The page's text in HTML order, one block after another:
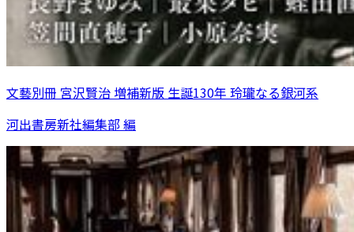
文藝別冊 宮沢賢治 増補新版 生誕130年 玲瓏なる銀河系
河出書房新社編集部 編